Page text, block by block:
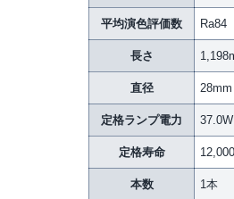
平均演色評価数 Ra84
長さ
直径 28mm
定格ランプ電力 37.0W
定格寿命
本数 1本